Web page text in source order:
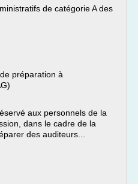
de catégorie A des
préparation à
aux personnels de la
dans le cadre de la
des auditeurs...